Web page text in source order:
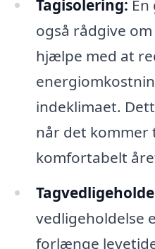
Tagisolering:
også rådgive
hjælpe med at
indeklimaet.
når det kommer
komfortabelt
vedligeholdelse
forlænge